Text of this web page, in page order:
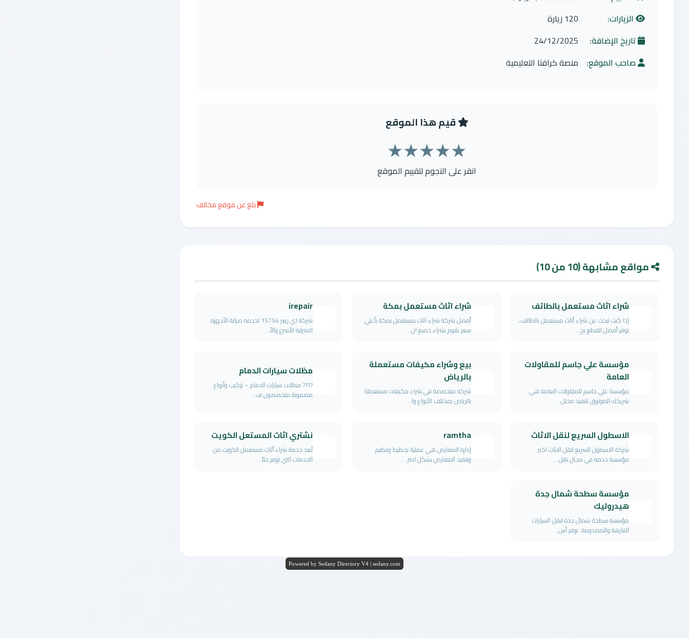
الزيارات:
120 زيارة
تاريخ الإضافة:
24/12/2025
صاحب الموقع: منصة كرافتا التعليمية
قيم هذا الموقع
★
★
★
★
★
انقر على النجوم لتقييم الموقع
بلغ عن موقع مخالف
مواقع مشابهة (10 من 10)
شراء اثاث مستعمل بالطائف
إذا كنت تبحث عن شراء أثاث مستعمل بالطائف،
نوفر أفضل القطع بح...
شراء اثاث مستعمل بمكة
أفضل شركة شراء اثاث مستعمل بمكة بأعلي
سعر نقوم بشراء جميع ان...
irepair
شركة اي ريبير 15754 لخدمة صيانة الأجهزة
المنزلية الأسرع والأ...
مؤسسة علي جاسم للمقاولات
العامة
مؤسسة علي جاسم للمقاولات العامة هي
شريكك الموثوق لتنفيذ مختل...
بيع وشراء مكيفات مستعملة
بالرياض
شركة متخصصة في شراء مكيفات مستعملة
بالرياض بمختلف الأنواع وا...
مظلات سيارات الدمام
???? مظلات سيارات الدمام – تركيب وأنواع
مضمونة متخصصون ف...
الاسطول السريع لنقل الاثاث
شركة الاسطول السريع لنقل الاثاث اكبر
مؤسسة خدمة في مجال نقل ...
ramtha
إدارة المعارض هي عملية تخطيط وتنظيم
وتنفيذ المعارض بشكل احتر...
نشتري اثاث المستعل الكويت
تُعد خدمة شراء أثاث مستعمل الكويت من
الخدمات التي توفر حلاً ...
مؤسسة سطحة شمال جدة
هيدروليك
مؤسسة سطحة شمال جدة لنقل السيارات
الفارهة والمصدومة. نوفر أس...
Powered by Sedany Directory V4 | sedany.com